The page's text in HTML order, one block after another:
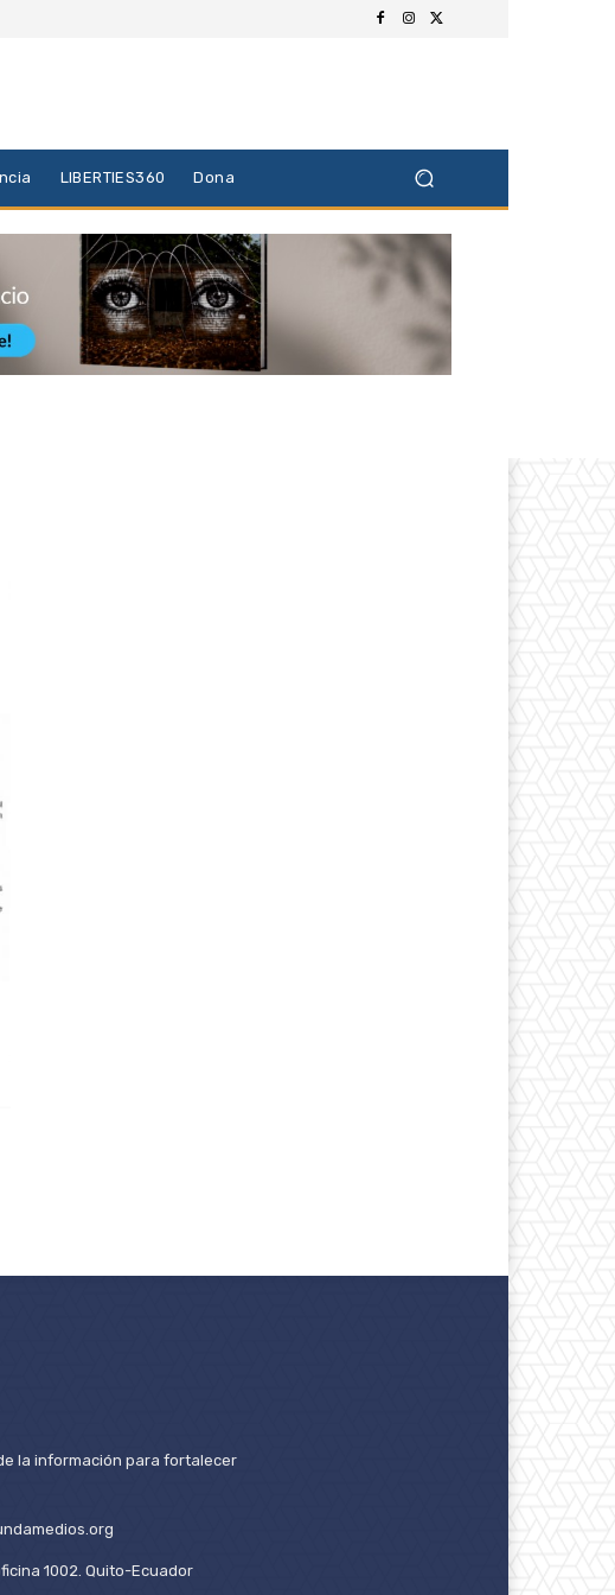
LIBERTIES360 Dona
la información para fortalecer
1002. Quito-Ecuador